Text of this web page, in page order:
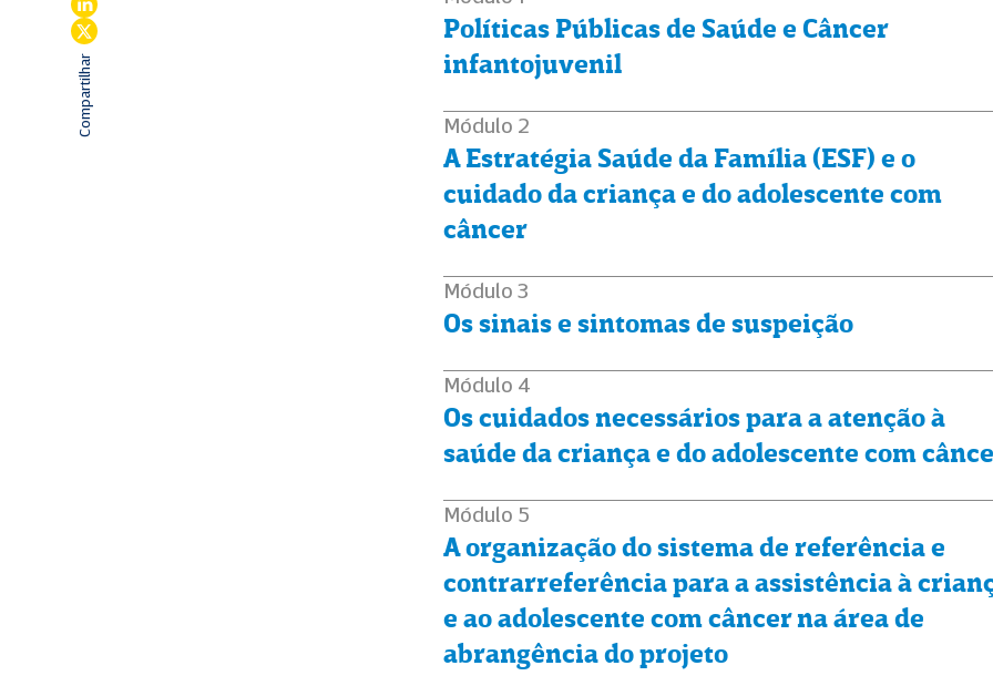
Compartilhar
Políticas Públicas de Saúde e Câncer
infantojuvenil
Módulo 2
A Estratégia Saúde da Família (ESF) e o
cuidado da criança e do adolescente com
câncer
Módulo 3
Os sinais e sintomas de suspeição
Módulo 4
Os cuidados necessários para a atenção à
saúde da criança e do adolescente com
Módulo 5
A organização do sistema de referência e
contrarreferência para a assistência à
e ao adolescente com câncer na área de
abrangência do projeto